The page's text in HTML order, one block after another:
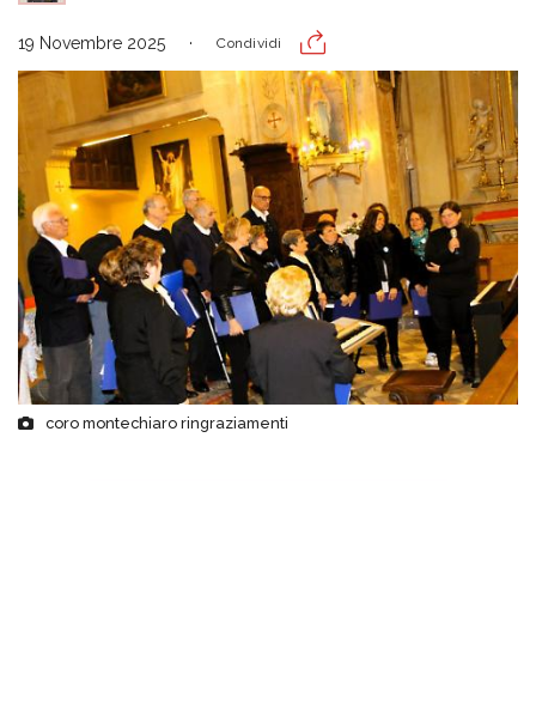
19 Novembre 2025 Condividi
coro montechiaro ringraziamenti